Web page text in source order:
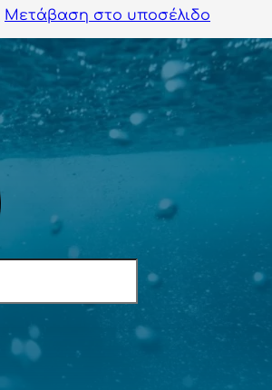
Μετάβαση στο υποσέλιδο